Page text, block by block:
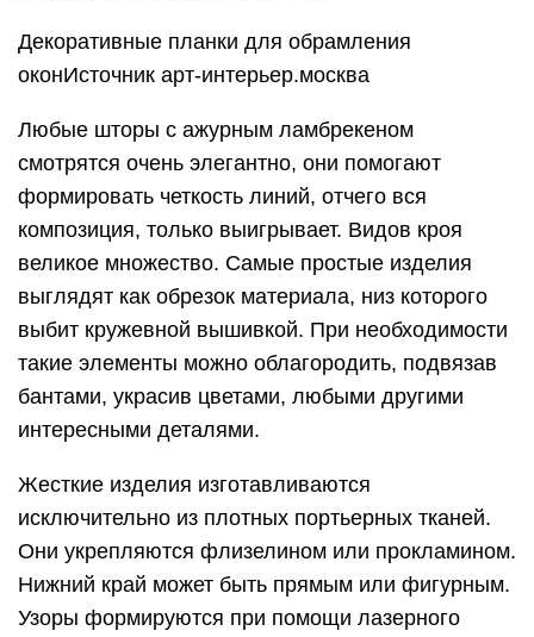
Декоративные планки для обрамления
оконИсточник арт-интерьер.москва
Любые шторы с ажурным ламбрекеном
смотрятся очень элегантно, они помогают
формировать четкость линий, отчего вся
композиция, только выигрывает. Видов кроя
великое множество. Самые простые изделия
выглядят как обрезок материала, низ которого
выбит кружевной вышивкой. При необходимости
такие элементы можно облагородить, подвязав
бантами, украсив цветами, любыми другими
интересными деталями.
Жесткие изделия изготавливаются
исключительно из плотных портьерных тканей.
Они укрепляются флизелином или прокламином.
Нижний край может быть прямым или фигурным.
Узоры формируются при помощи лазерного